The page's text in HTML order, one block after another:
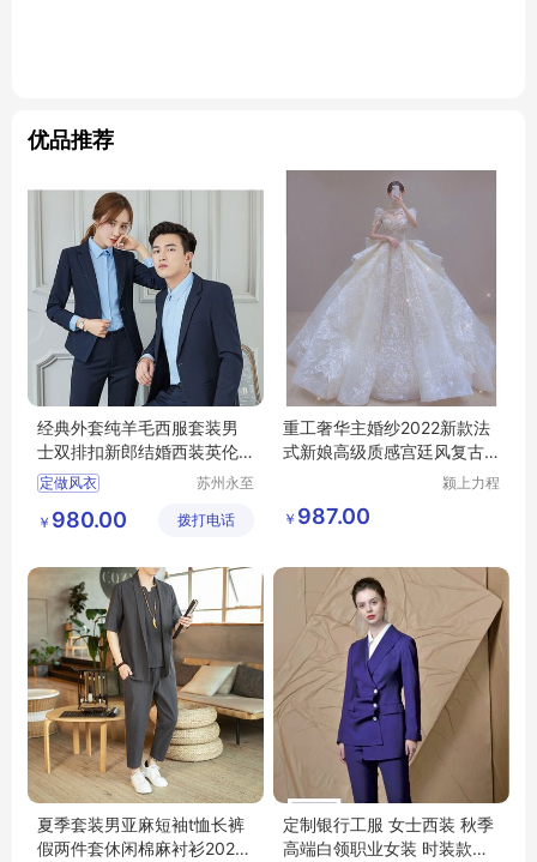
优品推荐
经典外套纯羊毛西服套装男
士双排扣新郎结婚西装英伦
风商务正装
定做风衣
加工贴牌女
经典外套纯羊毛西服套装
苏州永至
限公司
￥ 980.00 拨打电话
重工奢华主婚纱2022新款法
式新娘高级质感宫廷风复古
颍上力程
￥ 987.00
夏季套装男亚麻短袖t恤长裤
假两件套休闲棉麻衬衫2022
定制银行工服 女士西装 秋季
高端白领职业女装 时装款式